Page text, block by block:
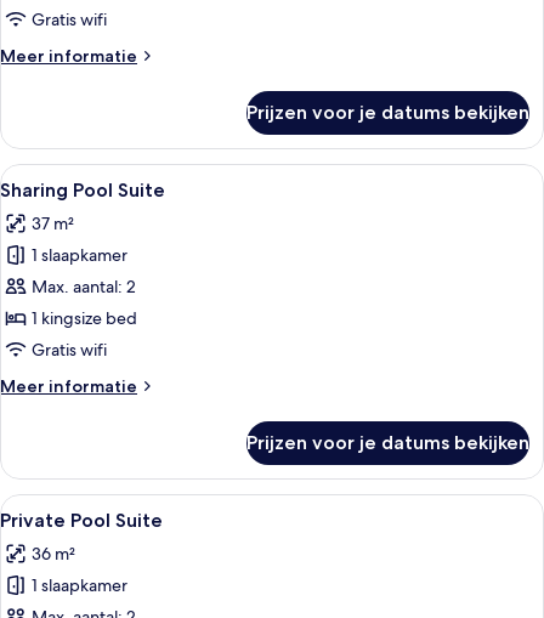
Gratis wifi
Meer informatie
Meer
Junior
Suite
Prijzen voor je datums bekijken
Alle
foto's
voor
Sharing
Pool
Suite
laden
Een zwembadterras met uitzicht op
19
Sharing Pool Suite
37 m²
1 slaapkamer
Max. aantal: 2
1 kingsize bed
Gratis wifi
Meer informatie
Meer
Pool
Suite
Prijzen voor je datums bekijken
Alle
foto's
voor
Private
Private Pool Suite | Luxe
8
Private Pool Suite
36 m²
1 slaapkamer